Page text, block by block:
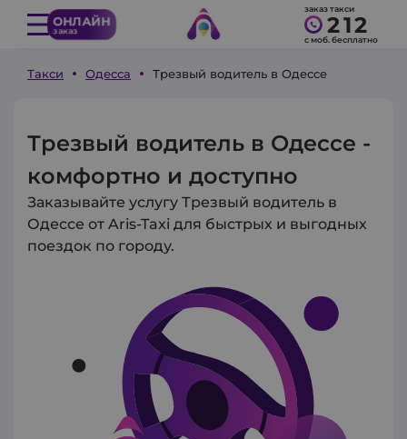
ОНЛАЙН
заказ
заказ такси
212
с моб. бесплатно
Такси Одесса Трезвый водитель в Одессе
Трезвый водитель в Одессе -
комфортно и доступно
Заказывайте услугу Трезвый водитель в
Одессе от Aris-Taxi для быстрых и выгодных
поездок по городу.